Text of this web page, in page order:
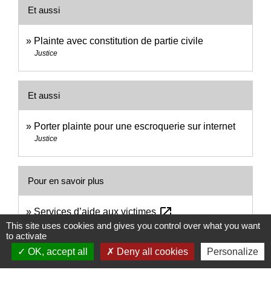
Et aussi
Plainte avec constitution de partie civile
Justice
Et aussi
Porter plainte pour une escroquerie sur internet
Justice
Pour en savoir plus
Services d’aide aux victimes open_in_new
Ministère chargé de la justice
Signaler une erreur sur cette page
This site uses cookies and gives you control over what you want
to activate
OK, accept all
Deny all cookies Personalize